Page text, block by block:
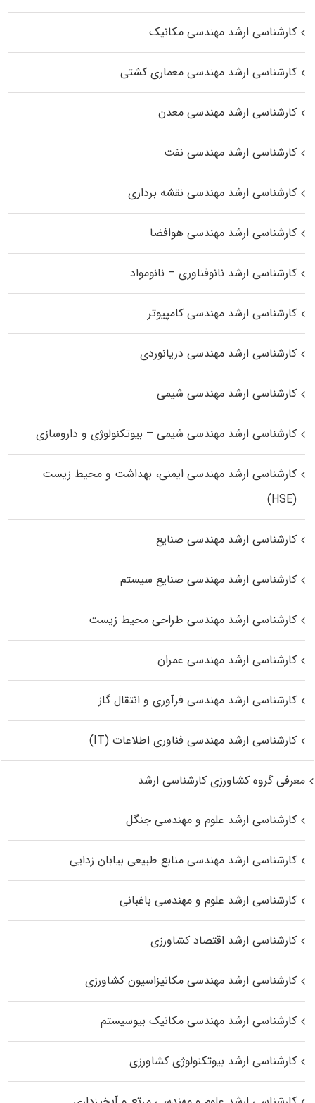
کارشناسی ارشد مهندسی مکانیک
کارشناسی ارشد مهندسی معماری کشتی
کارشناسی ارشد مهندسی معدن
کارشناسی ارشد مهندسی نفت
کارشناسی ارشد مهندسی نقشه برداری
کارشناسی ارشد مهندسی هوافضا
کارشناسی ارشد نانوفناوری – نانومواد
کارشناسی ارشد مهندسی کامپیوتر
کارشناسی ارشد مهندسی دریانوردی
کارشناسی ارشد مهندسی شیمی
کارشناسی ارشد مهندسی شیمی – بیوتکنولوژی و داروسازی
کارشناسی ارشد مهندسی ایمنی، بهداشت و محیط زیست
(HSE)
کارشناسی ارشد مهندسی صنایع
کارشناسی ارشد مهندسی صنایع سیستم
کارشناسی ارشد مهندسی طراحی محیط زیست
کارشناسی ارشد مهندسی عمران
کارشناسی ارشد مهندسی فرآوری و انتقال گاز
کارشناسی ارشد مهندسی فناوری اطلاعات (IT)
معرفی گروه کشاورزی کارشناسی ارشد
کارشناسی ارشد علوم و مهندسی جنگل
کارشناسی ارشد مهندسی منابع طبیعی بیابان زدایی
کارشناسی ارشد علوم و مهندسی باغبانی
کارشناسی ارشد اقتصاد کشاورزی
کارشناسی ارشد مهندسی مکانیزاسیون کشاورزی
کارشناسی ارشد مهندسی مکانیک بیوسیستم
کارشناسی ارشد بیوتکنولوژی کشاورزی